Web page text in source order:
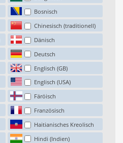
Bosnisch
Chinesisch (traditionell)
Dänisch
Deutsch
Englisch (GB)
Englisch (USA)
Färöisch
Französisch
Haitianisches Kreolisch
Hindi (Indien)